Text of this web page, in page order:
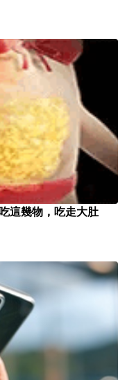
這幾物，吃走大肚